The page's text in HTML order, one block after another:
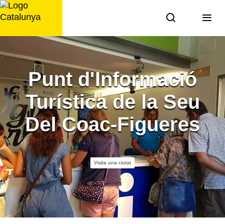
Saltar
al
Punt d'Informació
Turística de la Seu
Del Coac-Figueres
Visita una ciutat